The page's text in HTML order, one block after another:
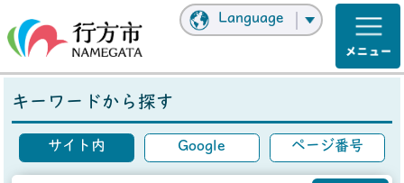
Language
キーワードから探す
サイト内 Google ページ番号